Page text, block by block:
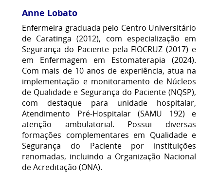
Anne Lobato
Enfermeira graduada pelo Centro Universitário
de Caratinga (2012), com especialização em
Segurança do Paciente pela FIOCRUZ (2017) e
em Enfermagem em Estomaterapia (2024).
Com mais de 10 anos de experiência, atua na
implementação e monitoramento de Núcleos
de Qualidade e Segurança do Paciente (NQSP),
com destaque para unidade hospitalar,
Atendimento Pré-Hospitalar (SAMU 192) e
atenção ambulatorial. Possui diversas
formações complementares em Qualidade e
Segurança do Paciente por instituições
renomadas, incluindo a Organização Nacional
de Acreditação (ONA).